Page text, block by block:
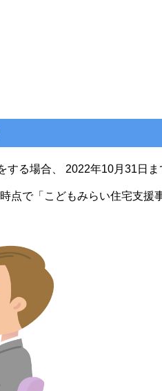
る場合、 2022年10月31日
点で「こどもみらい住宅支